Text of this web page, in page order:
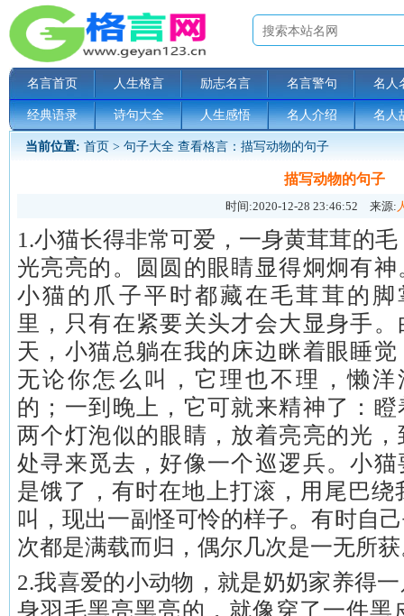
名言首页 人生格言 励志名言 名言警句 名人
经典语录 诗句大全 人生感悟 名人介绍 名人
当前位置: 首页 > 句子大全 查看格言：描写动物的句子
描写动物的句子
时间:2020-12-28 23:46:52 来源:
1.小猫长得非常可爱，一身黄茸茸的毛
光亮亮的。圆圆的眼睛显得炯炯有神
小猫的爪子平时都藏在毛茸茸的脚
里，只有在紧要关头才会大显身手。
天，小猫总躺在我的床边眯着眼睡觉
无论你怎么叫，它理也不理，懒洋
的；一到晚上，它可就来精神了：瞪
两个灯泡似的眼睛，放着亮亮的光，
处寻来觅去，好像一个巡逻兵。小猫
是饿了，有时在地上打滚，用尾巴
叫，现出一副怪可怜的样子。有时自
次都是满载而归，偶尔几次是一无所
2.我喜爱的小动物，就是奶奶家养得
身羽毛黑亮黑亮的，就像穿了一件黑